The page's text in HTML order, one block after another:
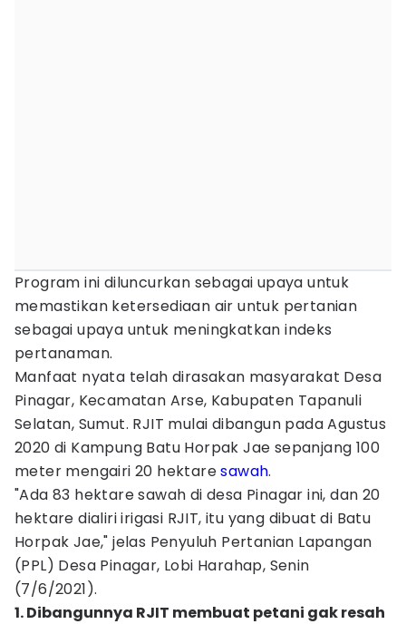
Program ini diluncurkan sebagai upaya untuk
memastikan ketersediaan air untuk pertanian
sebagai upaya untuk meningkatkan indeks
pertanaman.
Manfaat nyata telah dirasakan masyarakat Desa
Pinagar, Kecamatan Arse, Kabupaten Tapanuli
Selatan, Sumut. RJIT mulai dibangun pada Agustus
2020 di Kampung Batu Horpak Jae sepanjang 100
meter mengairi 20 hektaresawah.
"Ada 83 hektare sawah di desa Pinagar ini, dan 20
hektare dialiri irigasi RJIT, itu yang dibuat di Batu
Horpak Jae," jelas Penyuluh Pertanian Lapangan
(PPL) Desa Pinagar, Lobi Harahap, Senin
(7/6/2021).
1. Dibangunnya RJIT membuat petani gak resah